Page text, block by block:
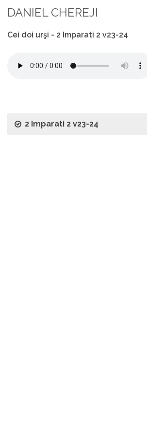
DANIEL CHEREJI
Cei doi urşi - 2 Imparati 2 v23-24
2 Imparati 2 v23-24